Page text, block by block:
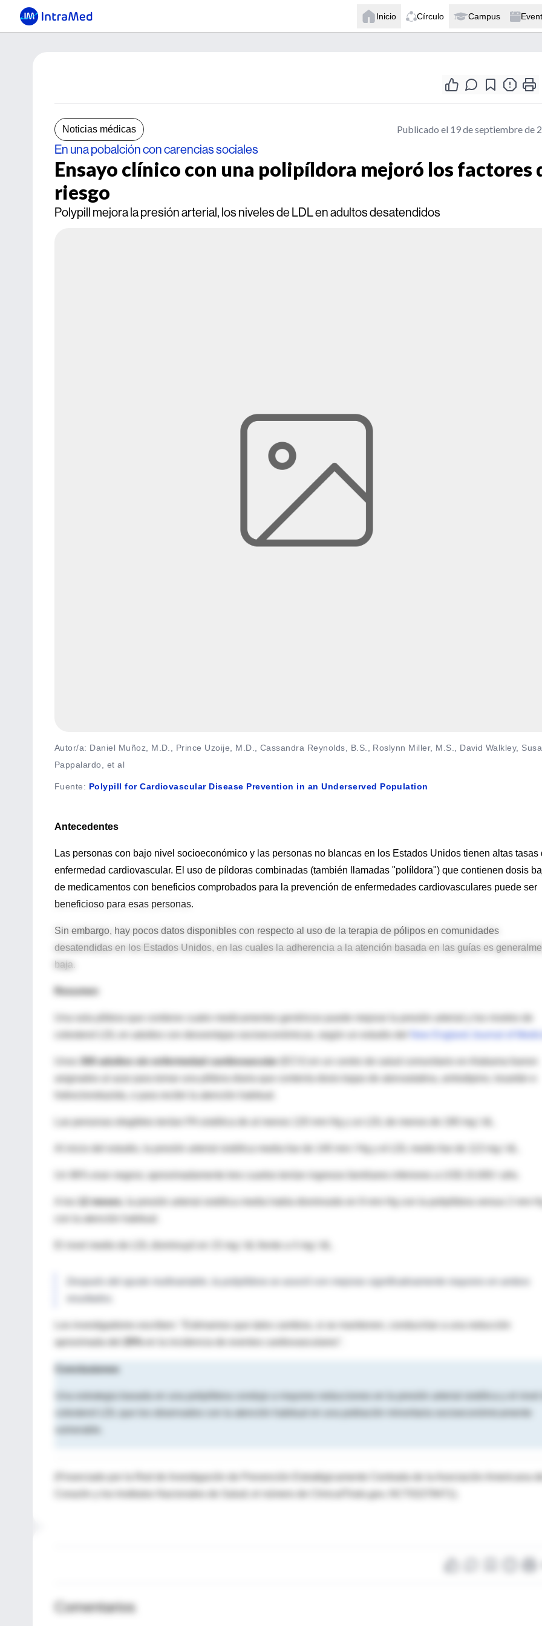
Inicio Círculo Campus
Noticias médicas Publicado el 19 de septiembre de
En una pobalción con carencias sociales
Ensayo clínico con una polipíldora mejoró los factores
riesgo
Polypill mejora la presión arterial, los niveles de LDL en adultos desatendidos
Autor/a: Daniel Muñoz, M.D., Prince Uzoije, M.D., Cassandra Reynolds, B.S., Roslynn Miller, M.S., David Walkley,
Pappalardo, et al
Fuente: Polypill for Cardiovascular Disease Prevention in an Underserved Population
Antecedentes
Las personas con bajo nivel socioeconómico y las personas no blancas en los Estados Unidos tienen altas tasas
enfermedad cardiovascular. El uso de píldoras combinadas (también llamadas "políldora") que contienen dosis
de medicamentos con beneficios comprobados para la prevención de enfermedades cardiovasculares puede ser
beneficioso para esas personas.
Sin embargo, hay pocos datos disponibles con respecto al uso de la terapia de pólipos en comunidades
desatendidas en los Estados Unidos, en las cuales la adherencia a la atención basada en las guías es
baja.
Resumen
Una sola píldora que contiene cuatro medicamentos genéricos puede mejorar la presión arterial y los niveles de
colesterol LDL en adultos con desventajas socioeconómicas, según un estudio del
New England Journal of
300 adultos sin enfermedad cardiovascular
asignados al azar para tomar una píldora diaria que contenía dosis bajas de atorvastatina, amlodipino, losartán e
Las personas elegibles tenían PA sistólica de al menos 120 mm Hg y un LDL de menos de 190 mg / dL.
Un 96% eran negros; aproximadamente tres cuartos tenían ingresos familiares inferiores a US$ 15.000 / año.
12 meses
Los investigadores escriben: "Estimamos que tales cambios, si se mantienen, conducirían a una reducción
aproximada del
Conclusiones
Una estrategia basada en una polipíldora condujo a mayores reducciones en la presión arterial sistólica y el nivel
(Financiado por la Red de Investigación de Prevención Estratégicamente Centrada de la Asociación Americana
Corazón y los Institutos Nacionales de Salud; el número de ClinicalTrials.gov, NCT02278471).
Comentarios